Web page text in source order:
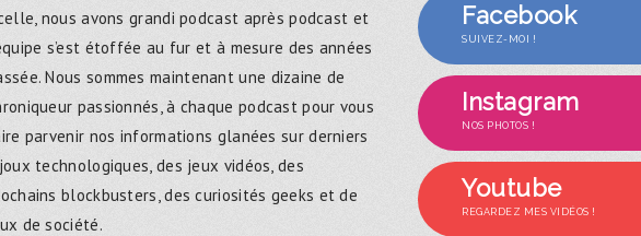
nous avons grandi podcast après podcast et
s’est étoffée au fur et à mesure des années
Nous sommes maintenant une dizaine de
passionnés, à chaque podcast pour vous
parvenir nos informations glanées sur derniers
technologiques, des jeux vidéos, des
blockbusters, des curiosités geeks et de
de société.
Facebook
SUIVEZ-MOI !
Instagram
NOS PHOTOS !
Youtube
REGARDEZ MES VIDÉOS !